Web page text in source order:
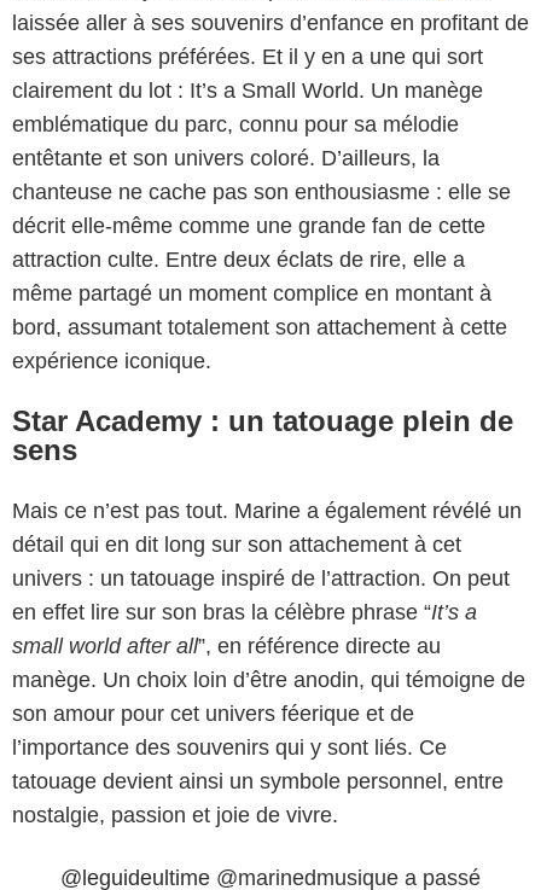
laissée aller à ses souvenirs d’enfance en profitant de
ses attractions préférées. Et il y en a une qui sort
clairement du lot : It’s a Small World. Un manège
emblématique du parc, connu pour sa mélodie
entêtante et son univers coloré. D’ailleurs, la
chanteuse ne cache pas son enthousiasme : elle se
décrit elle-même comme une grande fan de cette
attraction culte. Entre deux éclats de rire, elle a
même partagé un moment complice en montant à
bord, assumant totalement son attachement à cette
expérience iconique.
Star Academy : un tatouage plein de
sens
Mais ce n’est pas tout. Marine a également révélé un
détail qui en dit long sur son attachement à cet
univers : un tatouage inspiré de l’attraction. On peut
en effet lire sur son bras la célèbre phrase “It’s a
small world after all”, en référence directe au
manège. Un choix loin d’être anodin, qui témoigne de
son amour pour cet univers féerique et de
l’importance des souvenirs qui y sont liés. Ce
tatouage devient ainsi un symbole personnel, entre
nostalgie, passion et joie de vivre.
@leguideultime @marinedmusique a passé